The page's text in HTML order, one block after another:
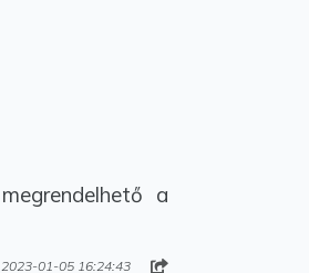
a
2023-01-05 16:24:43